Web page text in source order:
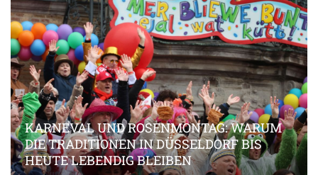
KARNEVAL UND ROSENMONTAG: WARUM
DIE TRADITIONEN IN DÜSSELDORF BIS
HEUTE LEBENDIG BLEIBEN